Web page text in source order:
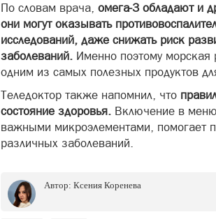
По словам врача, омега-3 обладают и
они могут оказывать
исследований, даже снижать риск
заболеваний. Именно поэтому морская
одним из самых полезных продуктов
Теледоктор также напомнил, что
состояние здоровья. Включение в
важными микроэлементами, помогает
различных заболеваний.
Автор: Ксения Коренева